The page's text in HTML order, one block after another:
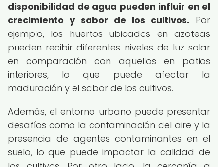
disponibilidad de agua pueden influir en el
crecimiento y sabor de los cultivos. Por
ejemplo, los huertos ubicados en azoteas
pueden recibir diferentes niveles de luz solar
en comparación con aquellos en patios
interiores, lo que puede afectar la
maduración y el sabor de los cultivos.
Además, el entorno urbano puede presentar
desafíos como la contaminación del aire y la
presencia de agentes contaminantes en el
suelo, lo que puede impactar la calidad de